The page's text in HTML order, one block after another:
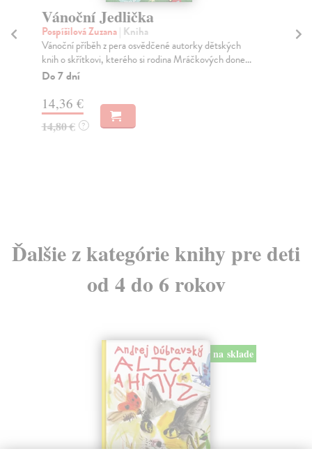
Vánoční Jedlička
Pospíšilová Zuzana| Kniha
Vánoční příběh z pera osvědčené autorky dětských
knih o skřítkovi, kterého si rodina Mráčkových done...
Do 7 dní
14,36 €
14,80 € ?
Ďalšie z kategórie knihy pre deti
od 4 do 6 rokov
na sklade